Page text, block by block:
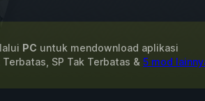
PC untuk mendownload aplikasi
SP Tak Terbatas & 5 mod